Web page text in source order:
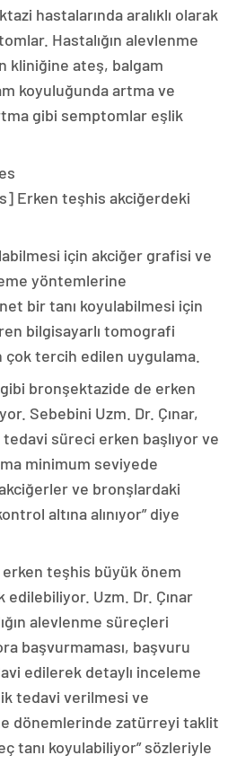
hastalarında aralıklı olarak
Hastalığın alevlenme
kliniğine ateş, balgam
koyuluğunda artma ve
gibi semptomlar eşlik
Erken teşhis akciğerdeki
için akciğer grafisi ve
yöntemlerine
bir tanı koyulabilmesi için
bilgisayarlı tomografi
tercih edilen uygulama.
bronşektazide de erken
Sebebini Uzm. Dr. Çınar,
süreci erken başlıyor ve
minimum seviyede
ve bronşlardaki
altına alınıyor” diye
erken teşhis büyük önem
edilebiliyor. Uzm. Dr. Çınar
alevlenme süreçleri
başvurmaması, başvuru
edilerek detaylı inceleme
tedavi verilmesi ve
dönemlerinde zatürreyi taklit
tanı koyulabiliyor” sözleriyle